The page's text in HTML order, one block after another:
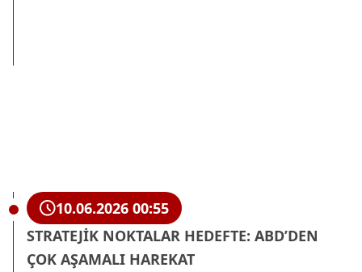
10.06.2026 00:55
STRATEJİK NOKTALAR HEDEFTE: ABD’DEN
ÇOK AŞAMALI HAREKAT